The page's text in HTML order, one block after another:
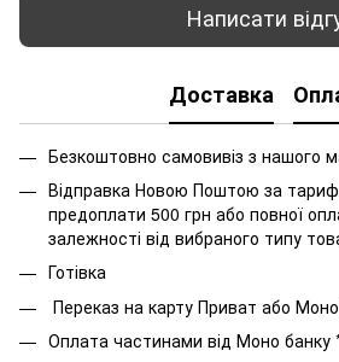
Написати
Доставка
Безкоштовно самовивіз з нашого
Відправка Новою Поштою за
предоплати 500 грн або повної
залежності від вибраного типу
Готівка
Переказ на карту Приват або
Оплата частинами від Моно банку